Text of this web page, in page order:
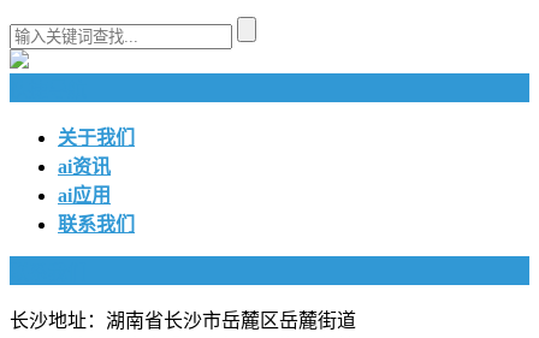
关于我们
ai资讯
ai应用
联系我们
长沙地址：湖南省长沙市岳麓区岳麓街道